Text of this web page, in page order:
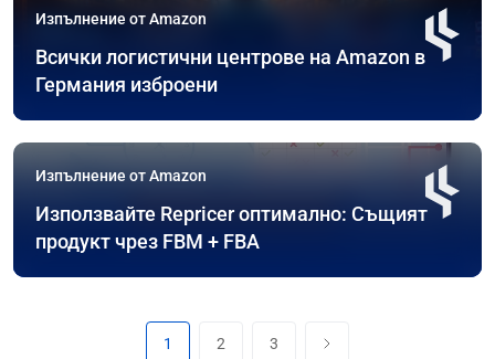
Изпълнение от Amazon
Всички логистични центрове на Amazon в
Германия изброени
Изпълнение от Amazon
Използвайте Repricer оптимално: Същият
продукт чрез FBM + FBA
1 2 3